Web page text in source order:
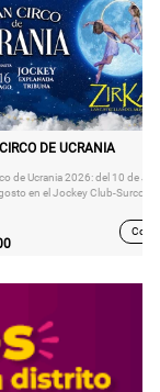
DE UCRANIA
de Ucrania 2026: del 10 de
en el Jockey Club-Surco